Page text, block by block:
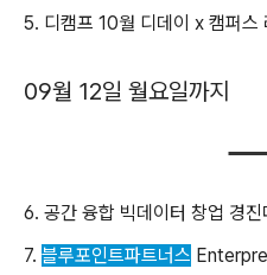
5. 디캠프 10월 디데이 x 캠퍼스
09월 12일 월요일까지
6. 공간 융합 빅데이터 창업 경진
7. 블루포인트파트너스